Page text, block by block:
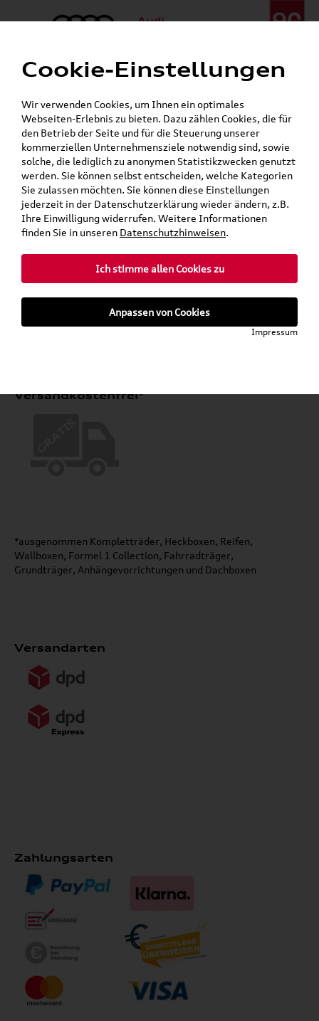
Menü
24h-Pannenhilfe:+49 (0)171 / 870 72 87
Gerade geschlossen
Verkauf:
Mo. - Fr. 08:00 - 19:00 Uhr Sa. 09:00 - 13:00 Uhr
Service:Mo. - Fr. 06:00 - 20:00 Uhr Sa. 08:00 - 13:00 Uhr
teilen Twitter Instagram WhatsApp E-Mail
Zurück
Versandkostenfrei*
*ausgenommen Kompletträder, Heckboxen, Reifen,
Wallboxen, Formel 1 Collection, Fahrradträger,
Grundträger, Anhängevorrichtungen und Dachboxen
Versandarten
Zahlungsarten
Cookie-Einstellungen
Wir verwenden Cookies, um Ihnen ein optimales
Webseiten-Erlebnis zu bieten. Dazu zählen Cookies, die für
den Betrieb der Seite und für die Steuerung unserer
kommerziellen Unternehmensziele notwendig sind, sowie
solche, die lediglich zu anonymen Statistikzwecken genutzt
werden. Sie können selbst entscheiden, welche Kategorien
Sie zulassen möchten. Sie können diese Einstellungen
jederzeit in der Datenschutzerklärung wieder ändern, z.B.
Ihre Einwilligung widerrufen. Weitere Informationen
finden Sie in unseren Datenschutzhinweisen.
Ich stimme allen Cookies zu
Anpassen von Cookies
Impressum